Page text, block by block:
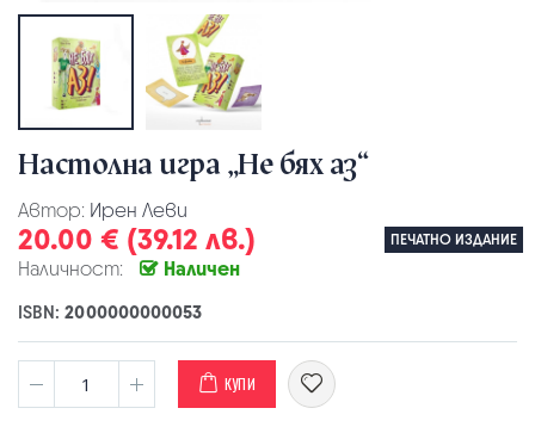
Настолна игра „Не бях аз“
Автор: Ирен Леви
20.00 € (39.12 лв.) ПЕЧАТНО ИЗДАНИЕ
Наличност: Наличен
ISBN:2000000000053
КУПИ